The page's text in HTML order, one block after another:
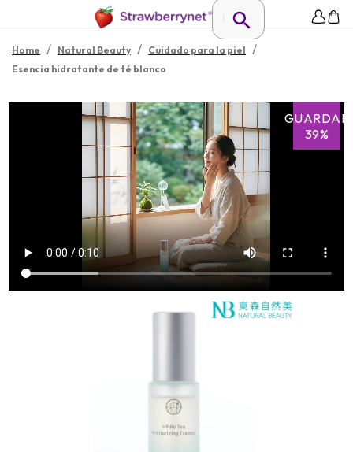
Home / Natural Beauty / Cuidado para la piel /
Esencia hidratante de té blanco
GUARDAR
39%